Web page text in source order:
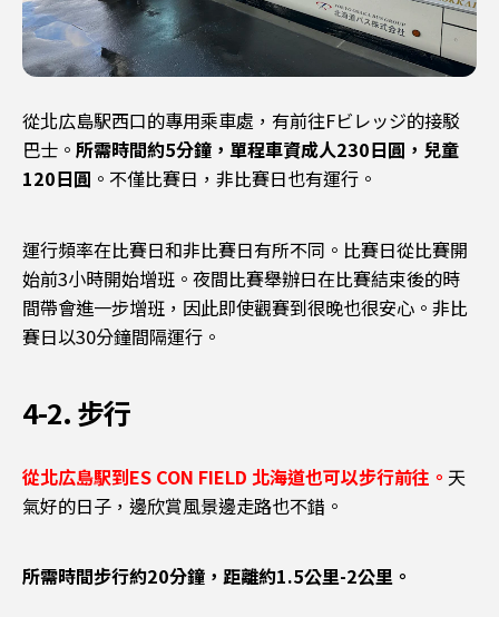
從北広島駅西口的專用乘車處，有前往Fビレッジ的接駁
巴士。 所需時間約5分鐘，單程車資成人230日圓，兒童
120日圓 。不僅比賽日，非比賽日也有運行。
運行頻率在比賽日和非比賽日有所不同。比賽日從比賽開
始前3小時開始增班。夜間比賽舉辦日在比賽結束後的時
間帶會進一步增班，因此即使觀賽到很晚也很安心。非比
賽日以30分鐘間隔運行。
4-2. 步行
從北広島駅到ES CON FIELD 北海道也可以步行前往。 天
氣好的日子，邊欣賞風景邊走路也不錯。
所需時間步行約20分鐘，距離約1.5公里-2公里。